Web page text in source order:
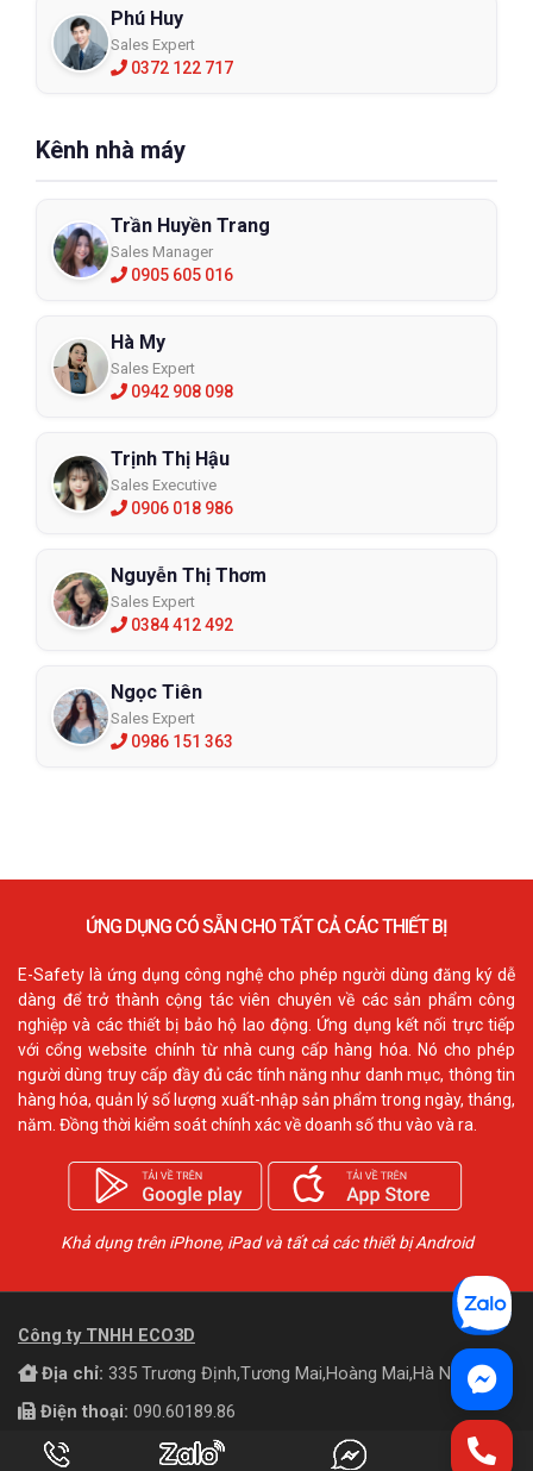
Phú Huy
Sales Expert
0372 122 717
Kênh nhà máy
Trần Huyền Trang
Sales Manager
0905 605 016
Hà My
Sales Expert
0942 908 098
Trịnh Thị Hậu
Sales Executive
0906 018 986
Nguyễn Thị Thơm
Sales Expert
0384 412 492
Ngọc Tiên
Sales Expert
0986 151 363
ỨNG DỤNG CÓ SẴN CHO TẤT CẢ CÁC THIẾT BỊ
E-Safety là ứng dụng công nghệ cho phép người dùng đăng ký dễ
dàng để trở thành cộng tác viên chuyên về các sản phẩm công
nghiệp và các thiết bị bảo hộ lao động. Ứng dụng kết nối trực tiếp
với cổng website chính từ nhà cung cấp hàng hóa. Nó cho phép
người dùng truy cấp đầy đủ các tính năng như danh mục, thông tin
hàng hóa, quản lý số lượng xuất-nhập sản phẩm trong ngày, tháng,
năm. Đồng thời kiểm soát chính xác về doanh số thu vào và ra.
Khả dụng trên iPhone, iPad và tất cả các thiết bị Android
Công ty TNHH ECO3D
Địa chỉ: 335 Trương Định,Tương Mai,Hoàng Mai,Hà Nội
Điện thoại: 090.60189.86
Email:
admin@eco3d.vn